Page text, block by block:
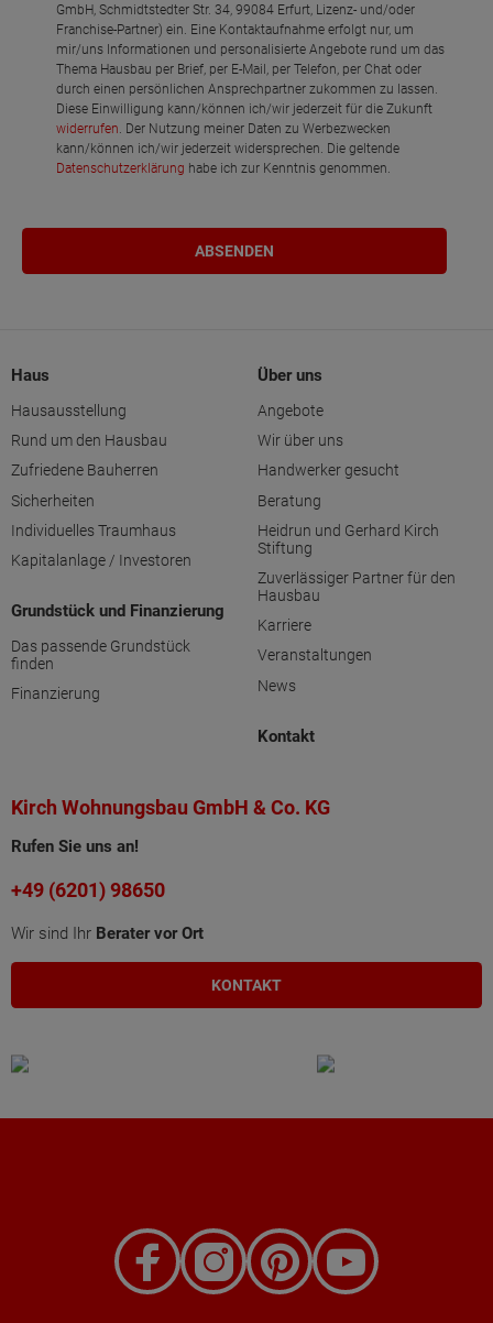
GmbH, Schmidtstedter Str. 34, 99084 Erfurt, Lizenz- und/oder
Franchise-Partner) ein. Eine Kontaktaufnahme erfolgt nur, um
mir/uns Informationen und personalisierte Angebote rund um das
Thema Hausbau per Brief, per E-Mail, per Telefon, per Chat oder
durch einen persönlichen Ansprechpartner zukommen zu lassen.
Diese Einwilligung kann/können ich/wir jederzeit für die Zukunft
widerrufen. Der Nutzung meiner Daten zu Werbezwecken
kann/können ich/wir jederzeit widersprechen. Die geltende
Datenschutzerklärung habe ich zur Kenntnis genommen.
Haus
Hausausstellung
Rund um den Hausbau
Zufriedene Bauherren
Sicherheiten
Individuelles Traumhaus
Kapitalanlage / Investoren
Grundstück und Finanzierung
Das passende Grundstück
finden
Finanzierung
Über uns
Angebote
Wir über uns
Handwerker gesucht
Beratung
Heidrun und Gerhard Kirch
Stiftung
Zuverlässiger Partner für den
Hausbau
Karriere
Veranstaltungen
News
Kontakt
Kirch Wohnungsbau GmbH & Co. KG
Rufen Sie uns an!
+49 (6201) 98650
Wir sind Ihr Berater vor Ort
KONTAKT